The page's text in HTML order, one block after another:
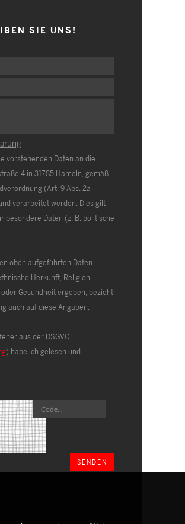
SIE UNS!
vorstehenden Daten an die
4 in 31785 Hameln, gemäß
(Art. 9 Abs. 2a
verarbeitet werden. Dies gilt
Daten (z. B. politische
oben aufgeführten Daten
Herkunft, Religion,
Gesundheit ergeben, bezieht
auch auf diese Angaben.
aus der DSGVO
) habe ich gelesen und
SENDEN